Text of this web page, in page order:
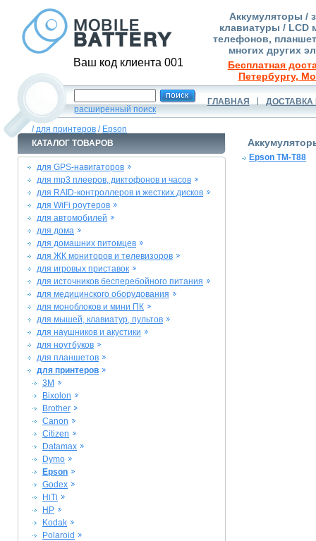
Ваш код клиента 001
Аккумуляторы /
клавиатуры / LCD
телефонов,
многих других
Бесплатная
Петербургу,
расширенный поиск
ГЛАВНАЯ ДОСТАВКА
/для принтеров / Epson
КАТАЛОГ ТОВАРОВ
для GPS-навигаторов
для mp3 плееров, диктофонов и часов
для RAID-контроллеров и жестких дисков
для WiFi роутеров
для автомобилей
для дома
для домашних питомцев
для ЖК мониторов и телевизоров
для игровых приставок
для источников бесперебойного питания
для медицинского оборудования
для моноблоков и мини ПК
для мышей, клавиатур, пультов
для наушников и акустики
для ноутбуков
для планшетов
для принтеров
3M
Bixolon
Brother
Canon
Citizen
Datamax
Dymo
Epson
Godex
HiTi
HP
Kodak
Polaroid
Epson TM-T88